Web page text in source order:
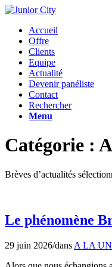
Accueil
Offre
Clients
Equipe
Actualité
Devenir panéliste
Contact
Rechercher
Menu
Catégorie :
Brèves d’actualités
Le phénomène
29 juin 2026/dans A LA